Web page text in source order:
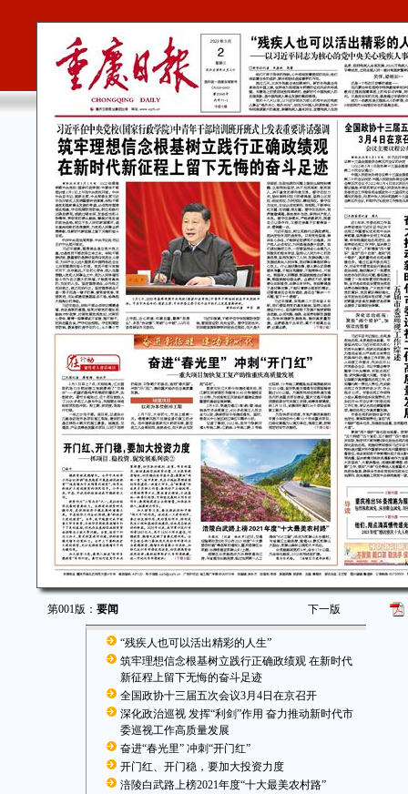
第001版： 要闻 下一版
“残疾人也可以活出精彩的人生”
筑牢理想信念根基树立践行正确政绩观 在新时代
新征程上留下无悔的奋斗足迹
全国政协十三届五次会议3月4日在京召开
深化政治巡视 发挥“利剑”作用 奋力推动新时代市
委巡视工作高质量发展
奋进“春光里” 冲刺“开门红”
开门红、开门稳，要加大投资力度
涪陵白武路上榜2021年度“十大最美农村路”